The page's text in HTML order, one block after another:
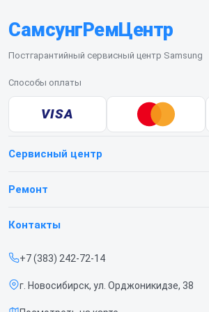
отключить пароль или сохранить
СамсунгРемЦентр
Постгарантийный сервисный центр Samsung
Способы оплаты
VISA
Сервисный центр
О нашем сервисе
Срочный ремонт
Доставка и способы оплаты
Ремонт
Телефонов
Контакты
+7 (383) 242-72-14
г. Новосибирск, ул. Орджоникидзе, 38